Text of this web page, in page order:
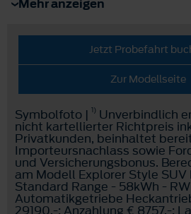
Mehr anzeigen
Jetzt Probefahrt
Zur Modellseite
Symbolfoto | 1) Unverbindlich
nicht kartellierter Richtpreis
Privatkunden, beinhaltet
Importeursnachlass sowie
und Versicherungsbonus.
am Modell Explorer Style
Standard Range - 58kWh -
Automatikgetriebe
29190,-; Anzahlung € 8757,-;